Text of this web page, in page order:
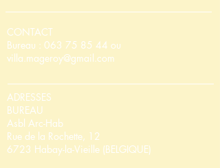
CONTACT
Bureau : 063 75 85 44 ou
villa.mageroy@gmail.com
ADRESSES
BUREAU
Asbl Arc-Hab
Rue de la Rochette, 12
6723 Habay-la-Vieille (BELGIQUE)